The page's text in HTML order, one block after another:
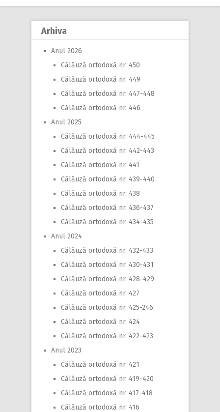
Arhiva
Anul 2026
Călăuză ortodoxă nr. 450
Călăuză ortodoxă nr. 449
Călăuză ortodoxă nr. 447-448
Călăuză ortodoxă nr. 446
Anul 2025
Călăuză ortodoxă nr. 444-445
Călăuză ortodoxă nr. 442-443
Călăuză ortodoxă nr. 441
Călăuză ortodoxă nr. 439-440
Călăuză ortodoxă nr. 438
Călăuză ortodoxă nr. 436-437
Călăuză ortodoxă nr. 434-435
Anul 2024
Călăuză ortodoxă nr. 432-433
Călăuză ortodoxă nr. 430-431
Călăuză ortodoxă nr. 428-429
Călăuză ortodoxă nr. 427
Călăuză ortodoxă nr. 425-246
Călăuză ortodoxă nr. 424
Călăuză ortodoxă nr. 422-423
Anul 2023
Călăuză ortodoxă nr. 421
Călăuză ortodoxă nr. 419-420
Călăuză ortodoxă nr. 417-418
Călăuză ortodoxă nr. 416